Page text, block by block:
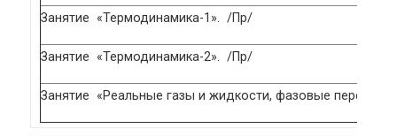
Занятие «Термодинамика-1». /Пр/
Занятие «Термодинамика-2». /Пр/
Занятие «Реальные газы и жидкости, фазовые